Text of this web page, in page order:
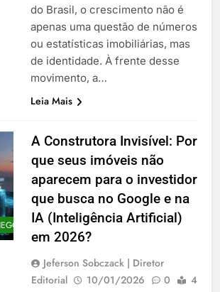
do Brasil, o crescimento não é
apenas uma questão de números
ou estatísticas imobiliárias, mas
de identidade. À frente desse
movimento, a…
Leia Mais
A Construtora Invisível: Por
que seus imóveis não
aparecem para o investidor
que busca no Google e na
IA (Inteligência Artificial)
em 2026?
Jeferson Sobczack | Diretor
Editorial
10/01/2026 0
4